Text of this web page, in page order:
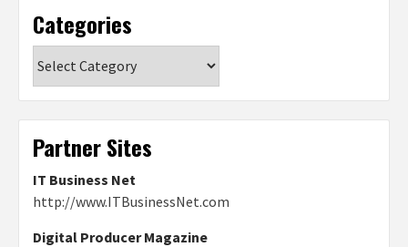
Categories
Partner Sites
IT Business Net
http://www.ITBusinessNet.com
Digital Producer Magazine